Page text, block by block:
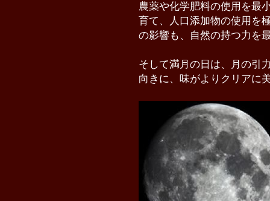
農薬や化学肥料の使用を最
育て、人口添加物の使用を
の影響も、自然の持つ力を
そして満月の日は、月の引
向きに、味がよりクリアに